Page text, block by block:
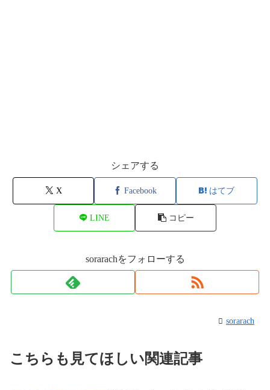
シェアする
X Facebook はてブ
LINE コピー
sorarachをフォローする
sorarach
こちらも見てほしい関連記事